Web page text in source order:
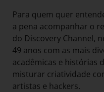
Para quem quer
a pena acompanhar o
do Discovery Channel,
49 anos com as mais
acadêmicas e histórias
misturar criatividade
artistas e hackers.